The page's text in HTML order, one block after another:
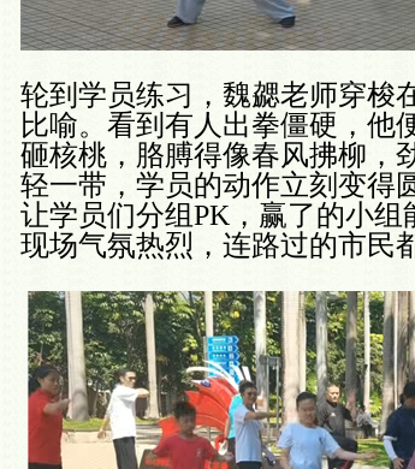
轮到学员练习，魏勰老师穿梭
比喻。看到有人出拳僵硬，他
砸核桃，胳膊得像春风拂柳，
轻一带，学员的动作立刻变得
让学员们分组PK，赢了的小组
现场气氛热烈，连路过的市民